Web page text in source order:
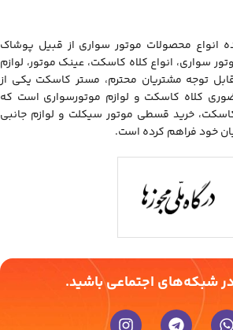
انواع محصولات موتور سواری از قبیل پوشاک
سواری، انواع کلاه کاسکت، عینک موتور، لوازم
توجه مشتریان محترم، مستر کاسکت یکی از
کلاه کاسکت و لوازم موتورسواری است که
خرید قسطی موتور سیکلت و لوازم جانبی
خود فراهم کرده است.
شبکه‌های اجتماعی باشید.